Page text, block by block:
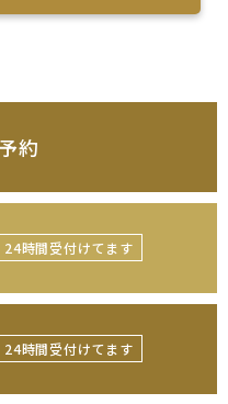
約
24時間受付けてます
24時間受付けてます